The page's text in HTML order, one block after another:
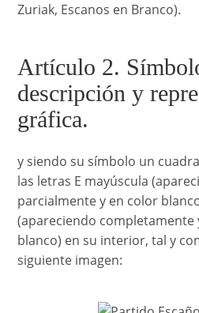
Zuriak, Escanos en Branco).
Artículo 2.
descripción y
gráfica.
y siendo su símbolo un
las letras E mayúscula
parcialmente y en color
(apareciendo
blanco) en su interior, tal y
siguiente imagen: